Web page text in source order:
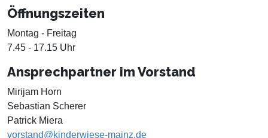
Öffnungszeiten
Montag - Freitag
7.45 - 17.15 Uhr
Ansprechpartner im Vorstand
Mirijam Horn
Sebastian Scherer
Patrick Miera
vorstand@kinderwiese-mainz.de